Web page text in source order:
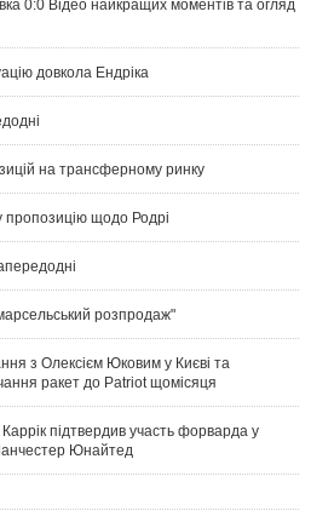
0:0 Відео найкращих моментів та огляд
довкола Ендріка
на трансферному ринку
щодо Родрі
розпродаж"
з Олексієм Юковим у Києві та
ракет до Patriot щомісяця
підтвердив участь форварда у
Юнайтед